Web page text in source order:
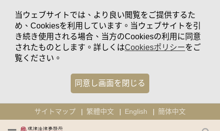
当ウェブサイトでは、より良い閲覧をご提供するた
め、Cookiesを利用しています。当ウェブサイトを引
き続き使用される場合、当方のCookiesの利用に同意
されたものとします。詳しくはCookiesポリシーをご
覧ください。
同意し画面を閉じる
サイトマップ 繁體中文 English 簡体中文